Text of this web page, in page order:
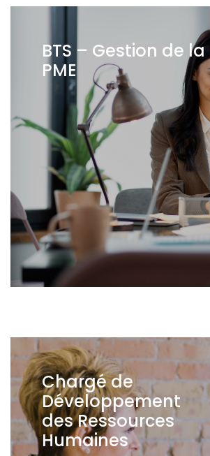
BTS – Gestion de la
PME
Chargé de
Développement
des Ressources
Humaines